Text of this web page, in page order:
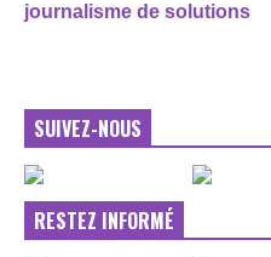
journalisme de solutions
SUIVEZ-NOUS
RESTEZ INFORMÉ